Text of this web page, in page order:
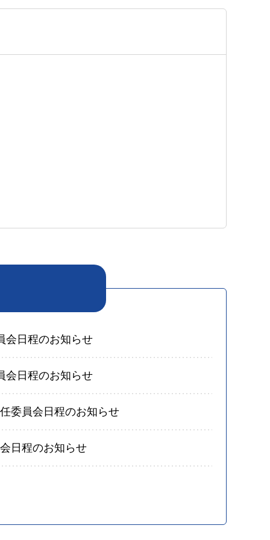
日程のお知らせ
日程のお知らせ
委員会日程のお知らせ
日程のお知らせ